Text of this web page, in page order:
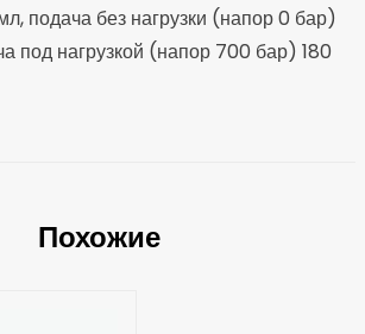
подача без нагрузки (напор 0 бар)
под нагрузкой (напор 700 бар) 180
Похожие